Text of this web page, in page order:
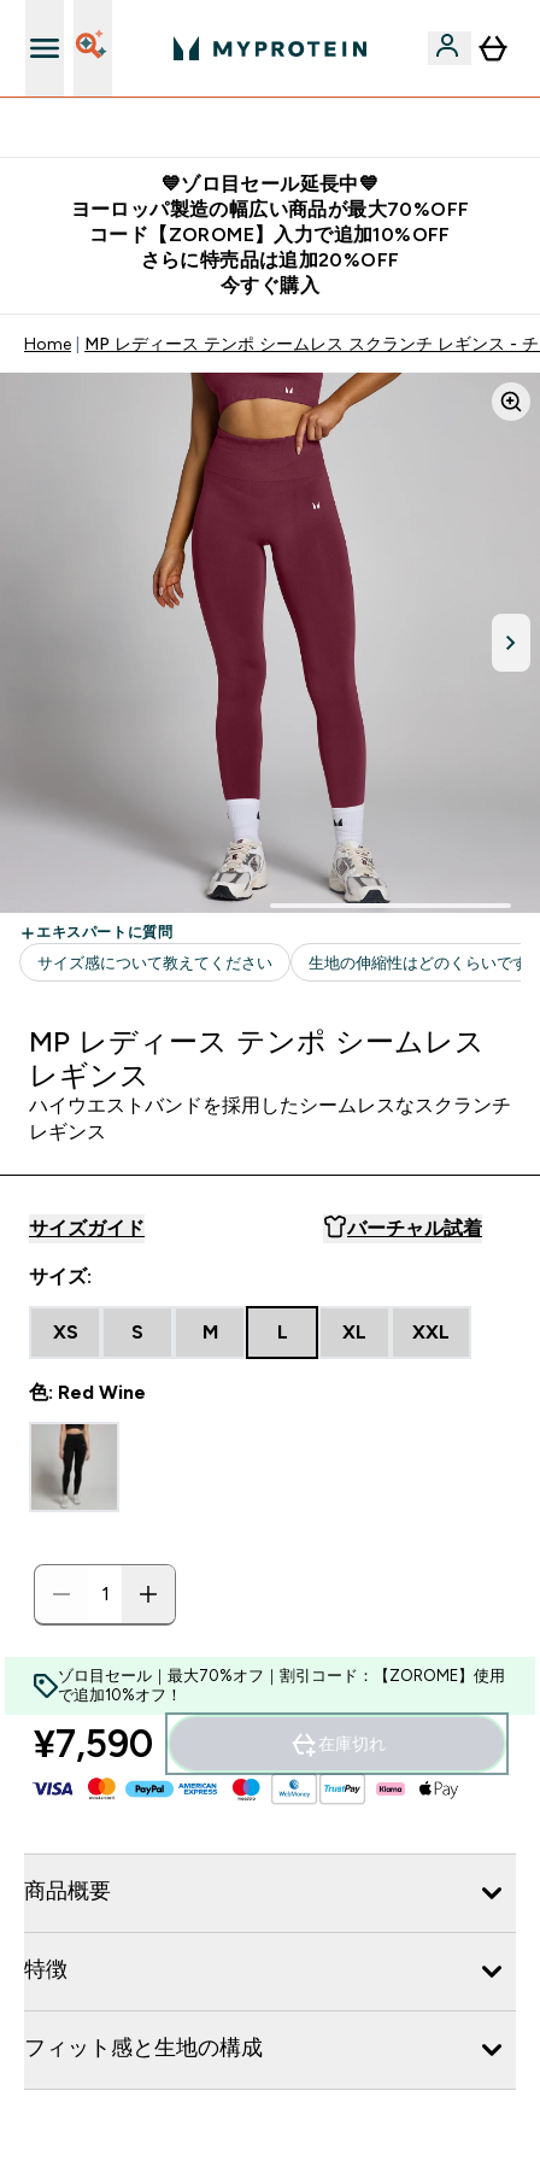
💙ゾロ目セール延長中💙
ヨーロッパ製造の幅広い商品が最大70%OFF
コード【ZOROME】入力で追加10%OFF
さらに特売品は追加20%OFF
今すぐ購入
Home MP レディース テンポ シームレス スクランチ レギンス -
MP レディース テンポ シームレス
レギンス
ハイウエストバンドを採用したシームレスなスクランチ
レギンス
サイズガイド バーチャル試着
サイズ:
XS S M L XL XXL
色: Red Wine
ゾロ目セール｜最大70%オフ｜割引コード：【ZOROME】使用
で追加10%オフ！
¥7,590‎ 在庫切れ
商品概要
特徴
フィット感と生地の構成